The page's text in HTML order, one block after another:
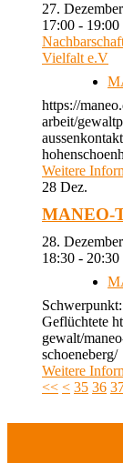
27.
17:00 - 19:00
Vielfalt e.V
https://
arbeit/
Weitere
28 Dez.
MANEO-
28.
18:30 - 20:30
Geflüchtete
gewalt/
schoeneberg/
Weitere
<< < 35 36